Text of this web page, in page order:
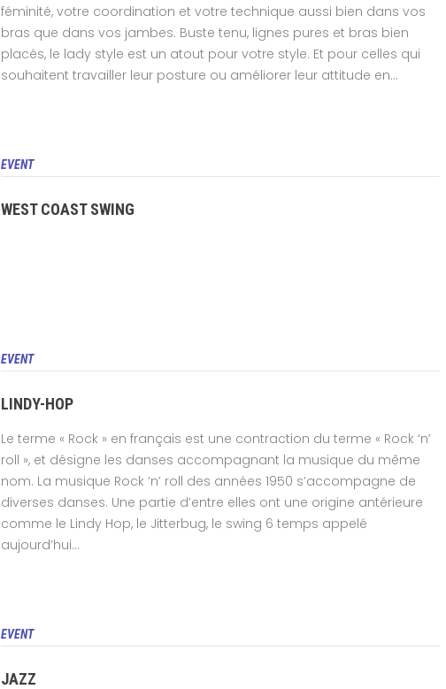
féminité, votre coordination et votre technique aussi bien dans vos
bras que dans vos jambes. Buste tenu, lignes pures et bras bien
placés, le lady style est un atout pour votre style. Et pour celles qui
souhaitent travailler leur posture ou améliorer leur attitude en...
EVENT
WEST COAST SWING
EVENT
LINDY-HOP
Le terme « Rock » en français est une contraction du terme « Rock ‘n’
roll », et désigne les danses accompagnant la musique du même
nom. La musique Rock ‘n’ roll des années 1950 s’accompagne de
diverses danses. Une partie d’entre elles ont une origine antérieure
comme le Lindy Hop, le Jitterbug, le swing 6 temps appelé
aujourd’hui...
EVENT
JAZZ